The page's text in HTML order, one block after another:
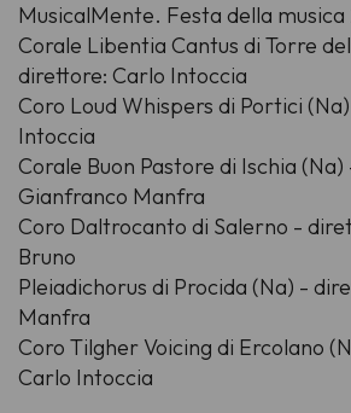
MusicalMente. Festa della musica
Corale Libentia Cantus di Torre
direttore: Carlo Intoccia
Coro Loud Whispers di Portici
Intoccia
Corale Buon Pastore di Ischia
Gianfranco Manfra
Coro Daltrocanto di Salerno -
Bruno
Pleiadichorus di Procida (Na) -
Manfra
Coro Tilgher Voicing di Ercolano
Carlo Intoccia